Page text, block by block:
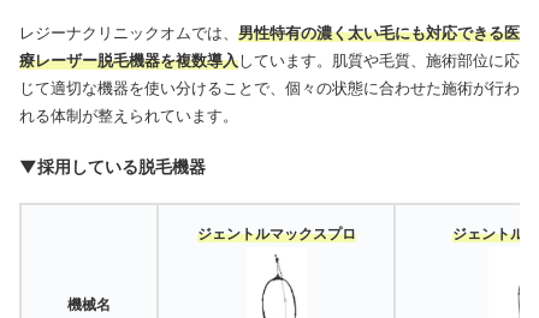
レジーナクリニックオムでは、 男性特有の濃く太い毛にも対応できる医
療レーザー脱毛機器を複数導入しています。肌質や毛質、施術部位に応
じて適切な機器を使い分けることで、個々の状態に合わせた施術が行わ
れる体制が整えられています。
▼採用している脱毛機器
機械名
ジェントルマックスプロ ジェントル